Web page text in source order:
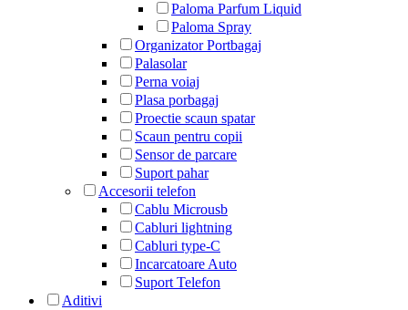
Paloma Parfum Liquid
Paloma Spray
Organizator Portbagaj
Palasolar
Perna voiaj
Plasa porbagaj
Proectie scaun spatar
Scaun pentru copii
Sensor de parcare
Suport pahar
Accesorii telefon
Cablu Microusb
Cabluri lightning
Cabluri type-C
Incarcatoare Auto
Suport Telefon
Aditivi